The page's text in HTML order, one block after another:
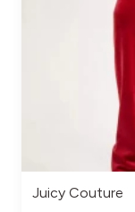
Juicy Couture